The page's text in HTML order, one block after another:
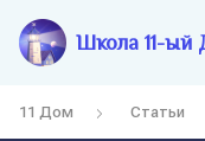
Школа 11-ый
11 Дом Статьи